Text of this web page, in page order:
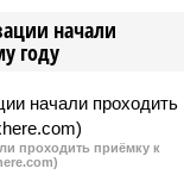
начали
году
проходить приёмку к